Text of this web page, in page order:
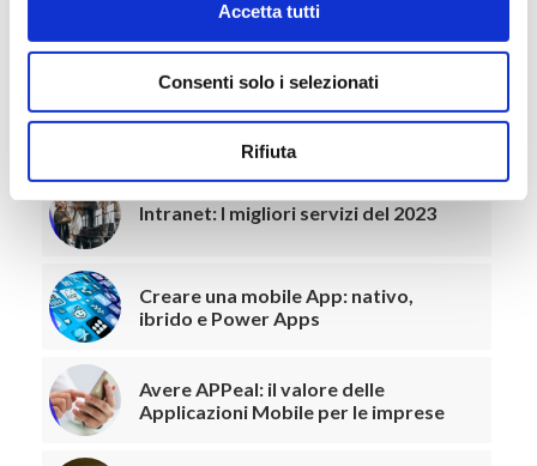
Accetta tutti
Consenti solo i selezionati
Rifiuta
Intranet: I migliori servizi del 2023
Creare una mobile App: nativo,
ibrido e Power Apps
Avere APPeal: il valore delle
Applicazioni Mobile per le imprese